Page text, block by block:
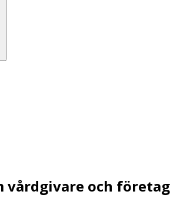
vårdgivare och företag